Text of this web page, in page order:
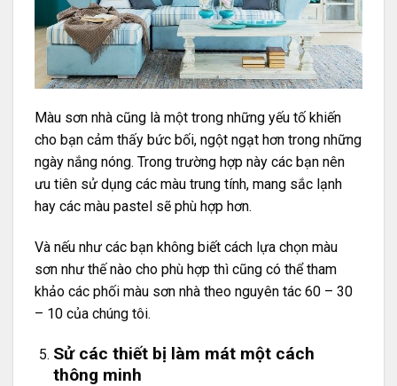
Màu sơn nhà cũng là một trong những yếu tố khiến
cho bạn cảm thấy bức bối, ngột ngạt hơn trong những
ngày nắng nóng. Trong trường hợp này các bạn nên
ưu tiên sử dụng các màu trung tính, mang sắc lạnh
hay các màu pastel sẽ phù hợp hơn.
Và nếu như các bạn không biết cách lựa chọn màu
sơn như thế nào cho phù hợp thì cũng có thể tham
khảo các phối màu sơn nhà theo nguyên tác 60 – 30
– 10 của chúng tôi.
Sử các thiết bị làm mát một cách
thông minh